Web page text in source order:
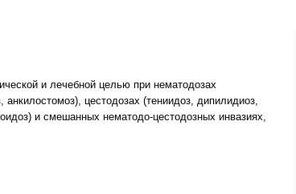
и лечебной целью при нематодозах
анкилостомоз), цестодозах (тениидоз, дипилидиоз,
и смешанных нематодо-цестодозных инвазиях,